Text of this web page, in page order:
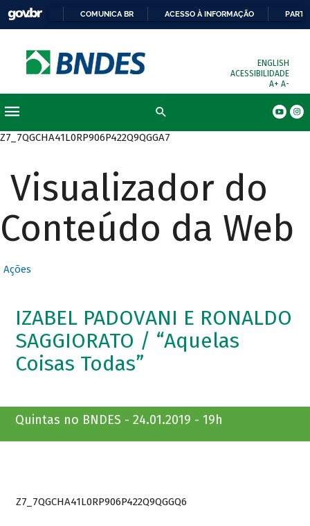
COMUNICA BR ACESSO À INFORMAÇÃO
ENGLISH
ACESSIBILIDADE
A+ A-
Z7_7QGCHA41L0RP906P422Q9QGGA7
Visualizador do
Conteúdo da Web
Ações
IZABEL PADOVANI E RONALDO
SAGGIORATO / “Aquelas
Coisas Todas”
Quintas no BNDES - 24.01.2019 - 19h
Z7_7QGCHA41L0RP906P422Q9QGGQ6